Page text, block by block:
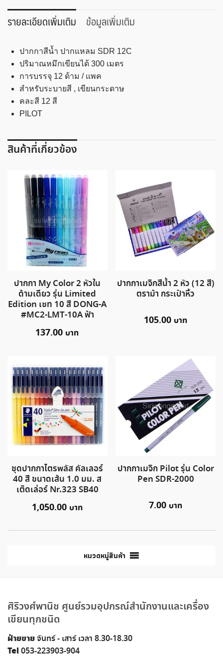
Pilot
รุ่น
Pen
SDR
12C
ชิ้น
รายละเอียดเพิ่มเติม ข้อมูลเพิ่มเติม
ปากกาสีน้ำ ปากแหลม SDR 12C
ปริมาณหมึกเขียนได้ 300 เมตร
การบรรจุ 12 ด้าม / แพค
สำหรับระบายสี , เขียนกระดาษ
คละสี 12 สี
PILOT
สินค้าที่เกี่ยวข้อง
ปากกา My Color 2 หัวใน
ด้ามเดียว รุ่น Limited
Edition เซท 10 สี DONG-A
#MC2-LMT-10A ฟ้า
137.00
ปากกาเมจิกสีน้ำ 2 หัว (12 สี)
ตราม้า กระเป๋าหิ้ว
105.00
ชุดปากกาไตรพลัส คัลเลอร์
40 สี ขนาดเส้น 1.0 มม. ส
เต็ดเล่อร์ Nr.323 SB40
1,050.00
ปากกาเมจิก Pilot รุ่น Color
Pen SDR-2000
7.00
หมวดหมู่สินค้า
ศิริวงศ์พานิช ศูนย์รวมอุปกรณ์สำนักงานและเครื่อง
เขียนทุกชนิด
ฝ่ายขายจันทร์ - เสาร์ เวลา 8.30-18.30
Tel053-223903-904